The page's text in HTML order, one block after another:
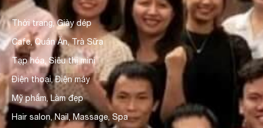
Thời trang, Giày dép
Cafe, Quán Ăn, Trà Sữa
Tạp hóa, Siêu thị mini
Điện thoại, Điện máy
Mỹ phẩm, Làm đẹp
Hair salon, Nail, Massage, Spa